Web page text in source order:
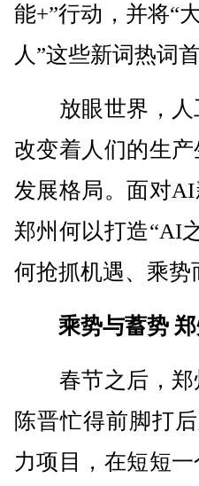
能+”行动，并将“
人”这些新词热词
放眼世界，人
改变着人们的生
发展格局。面对
郑州何以打造“AI
何抢抓机遇、乘势
乘势与蓄势
春节之后，郑
陈晋忙得前脚打
力项目，在短短